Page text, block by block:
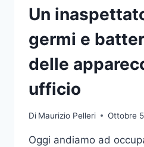
Un
germi e
delle
ufficio
Di Maurizio Pelleri Ottobre
Oggi andiamo ad